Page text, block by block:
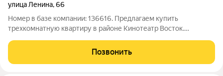
улица Ленина,66
Номер в базе компании: 136616. Предлагаем купить
трехкомнатную квартиру в районе Кинотеатр Восток.
расположена на этаже этажного дома. Преимущества
квартиры: - квартира в обычном состоянии -
Позвонить